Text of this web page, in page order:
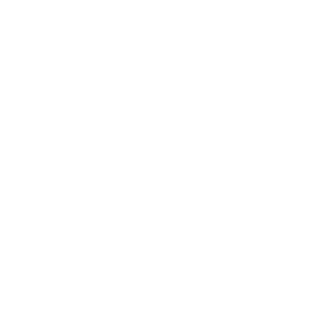
встреча
проживание.
профиле.
в
банка,